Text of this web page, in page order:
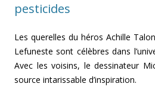
pesticides
Les querelles du héros Achille
Lefuneste sont célèbres dans
Avec les voisins, le dessinateur
source intarissable d’inspiration.